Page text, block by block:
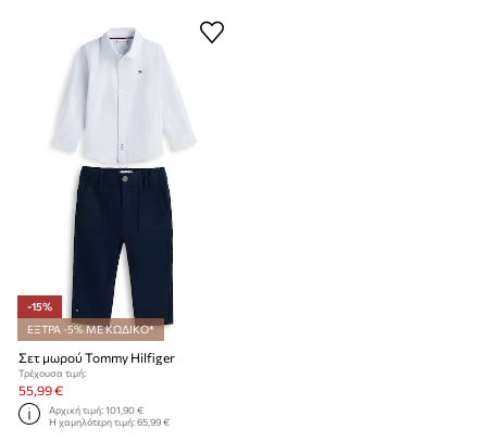
-15%
ΕΞΤΡΑ -5% ΜΕ ΚΩΔΙΚΟ*
Σετ μωρού Tommy Hilfiger
Τρέχουσα τιμή:
55,99 €
Αρχική τιμή:101,90 €
Η χαμηλότερη τιμή:65,99 €